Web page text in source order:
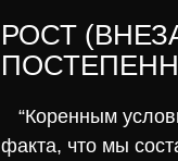
РОСТ
“Коренным
факта, что мы